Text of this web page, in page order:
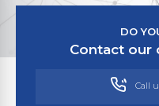
DO
Contact our
Call